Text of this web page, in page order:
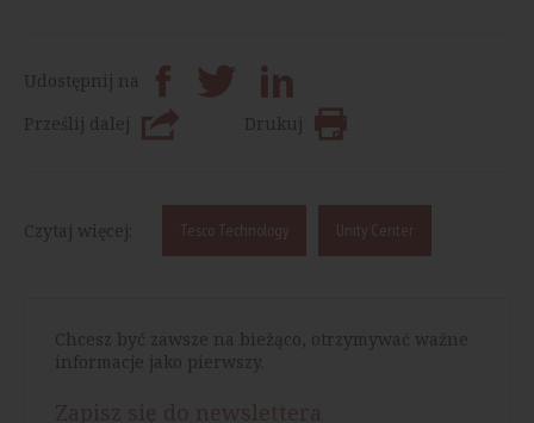
Udostępnij na
Prześlij dalej
Drukuj
Czytaj więcej: Tesco Technology Unity Center
Chcesz być zawsze na bieżąco, otrzymywać ważne
informacje jako pierwszy.